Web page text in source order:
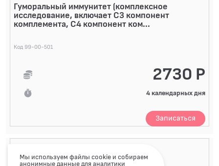
Гуморальный иммунитет (комплексное
исследование, включает С3 компонент
комплемента, С4 компонент ком...
Код 99-00-501
2730 Р
4 календарных дня
Записаться
Мы используем файлы cookie и собираем
анонимные данные для аналитики